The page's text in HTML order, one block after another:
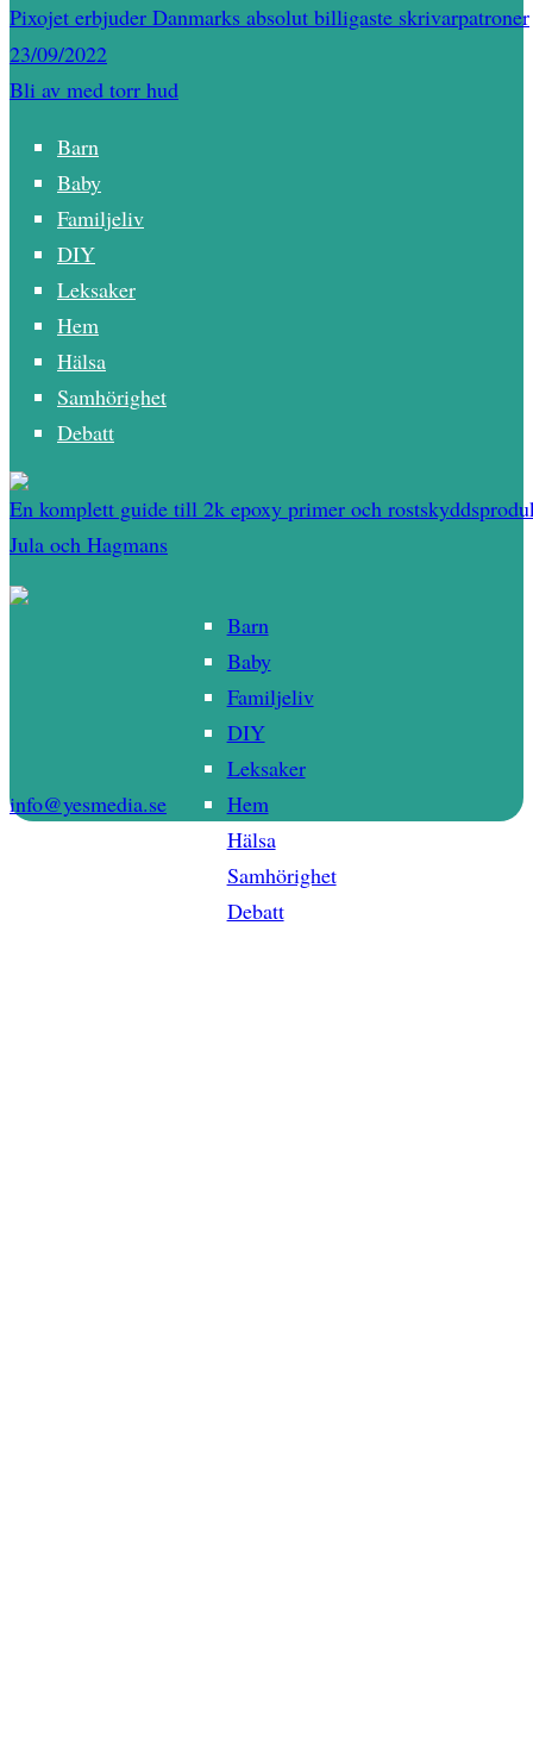
Pixojet erbjuder Danmarks absolut billigaste skrivarpatroner
23/09/2022
Bli av med torr hud
Barn
Baby
Familjeliv
DIY
Leksaker
Hem
Hälsa
Samhörighet
Debatt
En komplett guide till 2k epoxy primer och
Jula och Hagmans
Barn
Baby
Familjeliv
DIY
Leksaker
Hem
Hälsa
Samhörighet
Debatt
info@yesmedia.se